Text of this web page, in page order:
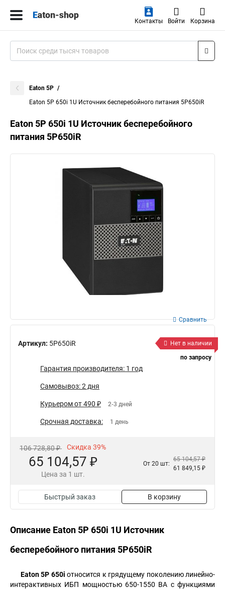
Контакты Войти Корзина
Eaton 5P
Eaton 5P 650i 1U Источник бесперебойного питания 5P650iR
Eaton 5P 650i 1U Источник бесперебойного
питания 5P650iR
Артикул: 5P650iR
Сравнить
Нет в наличии
по запросу
Гарантия производителя: 1 год
Самовывоз: 2 дня
Курьером от 490 ₽ 2-3 дней
Срочная доставка: 1 день
106 728,80 ₽ Скидка 39%
65 104,57 ₽
Цена за 1 шт.
От 20 шт:
65 104,57 ₽
61 849,15 ₽
Быстрый заказ В корзину
Описание Eaton 5P 650i 1U Источник
бесперебойного питания 5P650iR
Eaton 5P 650i относится к грядущему поколению линейно-
интерактивных ИБП мощностью 650-1550 ВA с функциями